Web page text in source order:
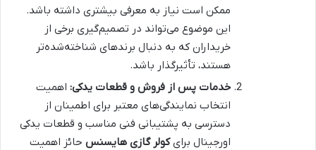
ممکن است نیاز به معرفی بیشتری داشته باشد.
این موضوع می‌تواند در تصمیم‌گیری برخی از
خریداران که به دنبال برندهای شناخته‌شده‌تر
هستند، تأثیرگذار باشد.
خدمات پس از فروش و قطعات یدکی: اهمیت
انتخاب نمایندگی‌های معتبر برای اطمینان از
دسترسی به پشتیبانی فنی مناسب و قطعات یدکی
اورجینال برایکولر گازی هایسنس حائز اهمیت